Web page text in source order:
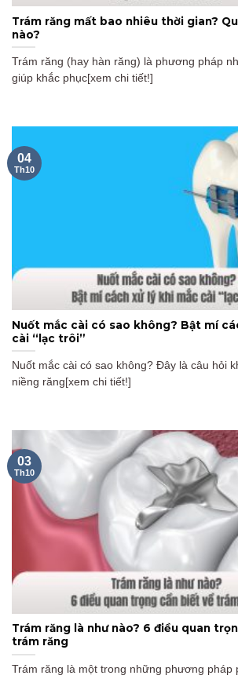
Trám răng mất bao nhiêu thời gian?
nào?
Trám răng (hay hàn răng) là phương pháp
giúp khắc phục[xem chi tiết!]
Nuốt mắc cài có sao không? Bật mí
cài “lạc trôi”
Nuốt mắc cài có sao không? Đây là câu hỏi
niềng răng[xem chi tiết!]
04
Th10
Trám răng là như nào? 6 điều quan
trám răng
Trám răng là một trong những phương pháp
03
Th10